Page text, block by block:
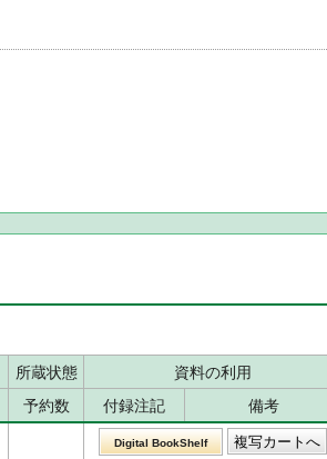
所蔵状態
資料の利用
予約数 付録注記
備考
Digital BookShelf